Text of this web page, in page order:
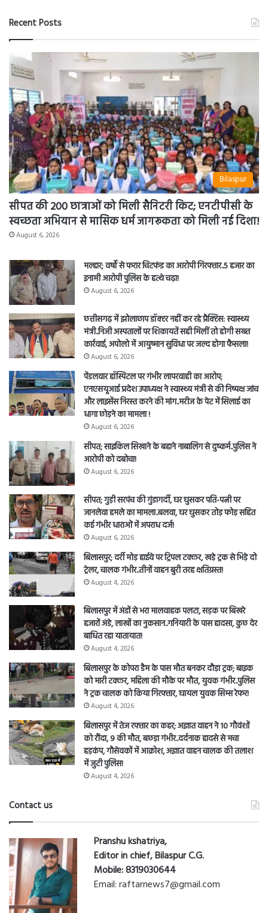
Recent Posts
Bilaspur
सीपत की 200 छात्राओं को मिली सैनिटरी किट; एनटीपीसी के
स्वच्छता अभियान से मासिक धर्म जागरूकता को मिली नई दिशा!
August 6, 2026
मल्हार; वर्षों से फरार चिटफंड का आरोपी गिरफ्तार..5 हजार का
इनामी आरोपी पुलिस के हत्थे चढ़ा!
August 6, 2026
छत्तीसगढ़ में झोलाछाप डॉक्टर नहीं कर रहे प्रैक्टिस: स्वास्थ्य
मंत्री..निजी अस्पतालों पर शिकायतें सही मिलीं तो होगी सख्त
कार्रवाई, अपोलो में आयुष्मान सुविधा पर जल्द होगा फैसला!
August 6, 2026
पेंडलवार हॉस्पिटल पर गंभीर लापरवाही का आरोप;
एनएसयूआई प्रदेश उपाध्यक्ष ने स्वास्थ्य मंत्री से की निष्पक्ष जांच
और लाइसेंस निरस्त करने की मांग..मरीज के पेट में सिलाई का
धागा छोड़ने का मामला !
August 6, 2026
सीपत; साइकिल सिखाने के बहाने नाबालिग से दुष्कर्म..पुलिस ने
आरोपी को दबोचा!
August 6, 2026
सीपत; गुड़ी सरपंच की गुंडागर्दी, घर घुसकर पति-पत्नी पर
जानलेवा हमले का मामला..बलवा, घर घुसकर तोड़ फोड़ सहित
कई गंभीर धाराओं में अपराध दर्ज!
August 6, 2026
बिलासपुर; दर्री मोड़ हाईवे पर ट्रिपल टक्कर, खड़े ट्रक से भिड़े दो
ट्रेलर, चालक गंभीर..तीनों वाहन बुरी तरह क्षतिग्रस्त!
August 4, 2026
बिलासपुर में अंडों से भरा मालवाहक पलटा, सड़क पर बिखरे
हजारों अंडे, लाखों का नुकसान..गनियारी के पास हादसा, कुछ देर
बाधित रहा यातायात!
August 4, 2026
बिलासपुर के कोपरा डैम के पास मौत बनकर दौड़ा ट्रक; बाइक
को मारी टक्कर, महिला की मौके पर मौत, युवक गंभीर..पुलिस
ने ट्रक चालक को किया गिरफ्तार, घायल युवक सिम्स रेफर!
August 4, 2026
बिलासपुर में तेज रफ्तार का कहर; अज्ञात वाहन ने 10 गौवंशों
को रौंदा, 9 की मौत, बछड़ा गंभीर..दर्दनाक हादसे से मचा
हड़कंप, गौसेवकों में आक्रोश, अज्ञात वाहन चालक की तलाश
में जुटी पुलिस!
August 4, 2026
Contact us
Pranshu kshatriya,
Editor in chief, Bilaspur C.G.
Mobile: 8319030644
Email: raftarnews7@gmail.com